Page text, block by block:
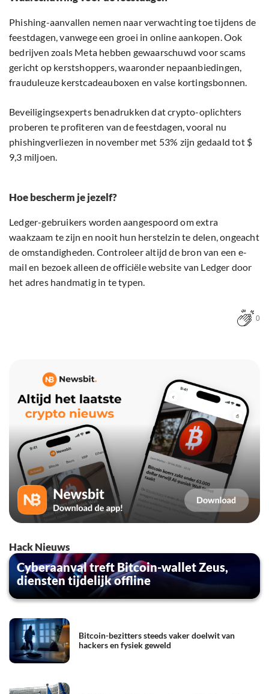
Phishing-aanvallen nemen naar verwachting toe tijdens de
feestdagen, vanwege een groei in online aankopen. Ook
bedrijven zoals Meta hebben gewaarschuwd voor scams
gericht op kerstshoppers, waaronder nepaanbiedingen,
frauduleuze kerstcadeauboxen en valse kortingsbonnen.
Beveiligingsexperts benadrukken dat crypto-oplichters
proberen te profiteren van de feestdagen, vooral nu
phishingverliezen in november met 53% zijn gedaald tot $
9,3 miljoen.
Hoe bescherm je jezelf?
Ledger-gebruikers worden aangespoord om extra
waakzaam te zijn en nooit hun herstelzin te delen, ongeacht
de omstandigheden. Controleer altijd de bron van een e-
mail en bezoek alleen de officiële website van Ledger door
het adres handmatig in te typen.
0
Hack Nieuws
Cyberaanval treft Bitcoin-wallet Zeus,
diensten tijdelijk offline
Bitcoin-bezitters steeds vaker doelwit van
hackers en fysiek geweld